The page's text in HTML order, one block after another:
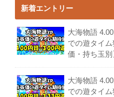
新着エントリー
大海物語
での遊タイ
価・持ち玉別
大海物語
での遊タイ